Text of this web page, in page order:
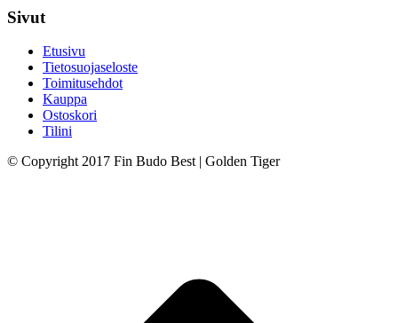
Sivut
Etusivu
Tietosuojaseloste
Toimitusehdot
Kauppa
Ostoskori
Tilini
© Copyright 2017 Fin Budo Best | Golden Tiger